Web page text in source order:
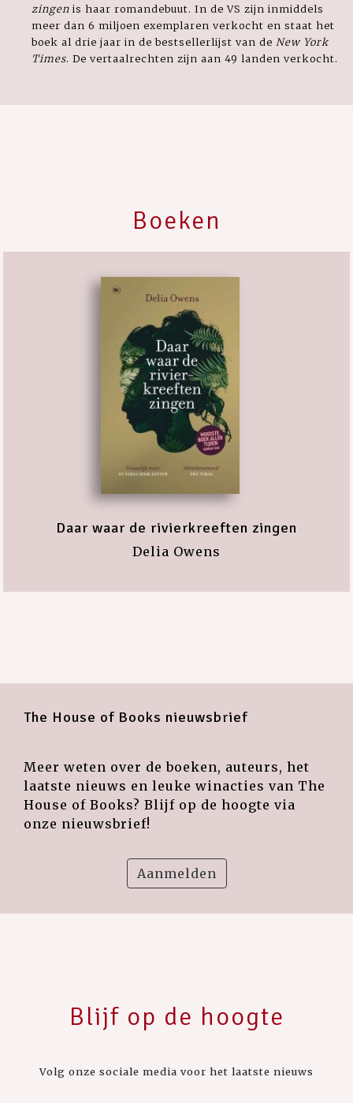
zingen is haar romandebuut. In de VS zijn inmiddels
meer dan 6 miljoen exemplaren verkocht en staat het
boek al drie jaar in de bestsellerlijst van de New York
Times. De vertaalrechten zijn aan 49 landen verkocht.
Boeken
Daar waar de rivierkreeften zingen
Delia Owens
The House of Books nieuwsbrief
Meer weten over de boeken, auteurs, het
laatste nieuws en leuke winacties van The
House of Books? Blijf op de hoogte via
onze nieuwsbrief!
Aanmelden
Blijf op de hoogte
Volg onze sociale media voor het laatste nieuws